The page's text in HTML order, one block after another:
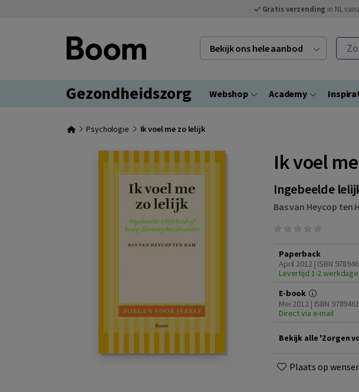
Gratis verzending in NL
Bekijk ons hele aanbod
Gezondheidszorg Webshop Academy
Psychologie Ik voel me zo lelijk
Ik voel
Ingebeelde
Bas van Heycop ten
Paperback
April 2012 | ISBN
Levertijd 1-2
E-book
Mei 2012 | ISBN
Direct via e-mail
Bekijk alle 'Zorgen
Plaats op